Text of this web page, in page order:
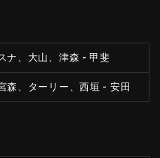
ナ、大山、津森 - 甲斐
森、ターリー、西垣 - 安田